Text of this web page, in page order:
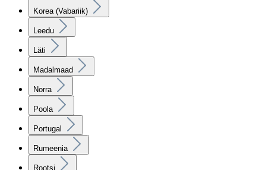
Korea (Vabariik)
Leedu
Läti
Madalmaad
Norra
Poola
Portugal
Rumeenia
Rootsi